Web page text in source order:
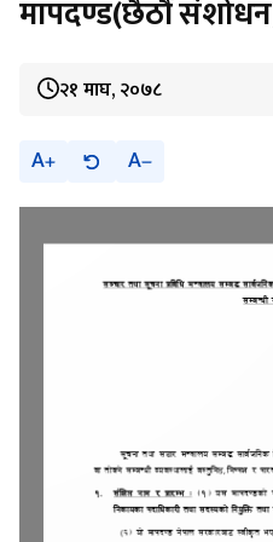
मापदण्ड(छैठौं
२१ माघ, २०७८
A A